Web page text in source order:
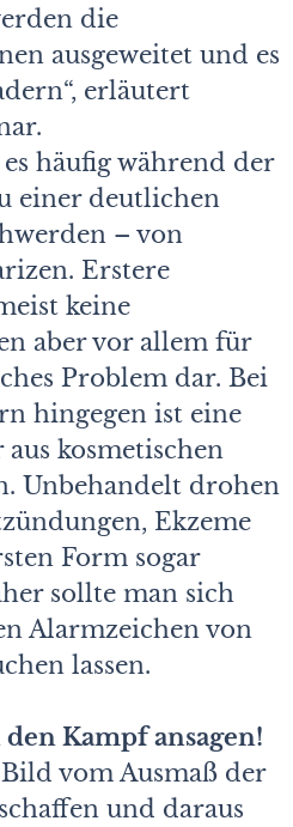
die
ausgeweitet und es
erläutert
häufig während der
einer deutlichen
– von
Erstere
keine
aber vor allem für
Problem dar. Bei
hingegen ist eine
kosmetischen
Unbehandelt drohen
Ekzeme
Form sogar
sollte man sich
Alarmzeichen von
lassen.
Kampf ansagen!
vom Ausmaß der
und daraus